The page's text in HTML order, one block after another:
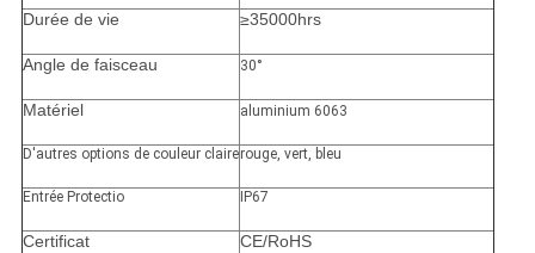
Durée de vie ≥35000hrs
Angle de faisceau 30°
Matériel aluminium 6063
D'autres options de couleur clairerouge, vert, bleu
Entrée Protectio IP67
Certificat CE/RoHS